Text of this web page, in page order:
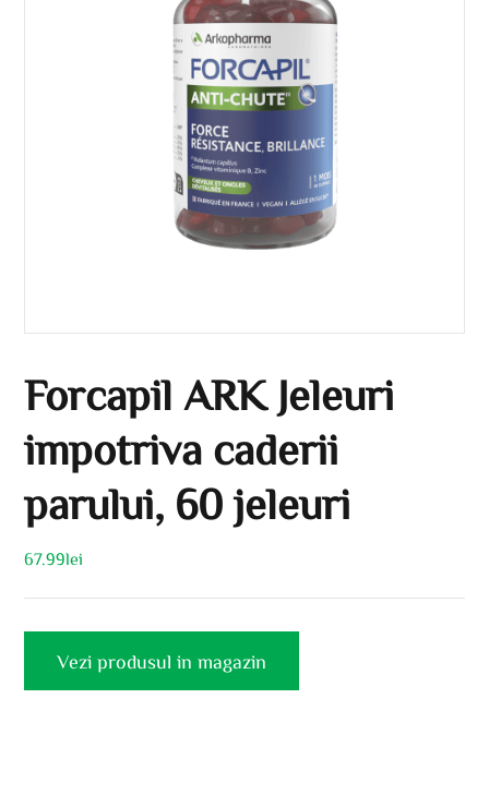
Forcapil ARK Jeleuri
impotriva caderii
parului, 60 jeleuri
67.99lei
Vezi produsul in magazin